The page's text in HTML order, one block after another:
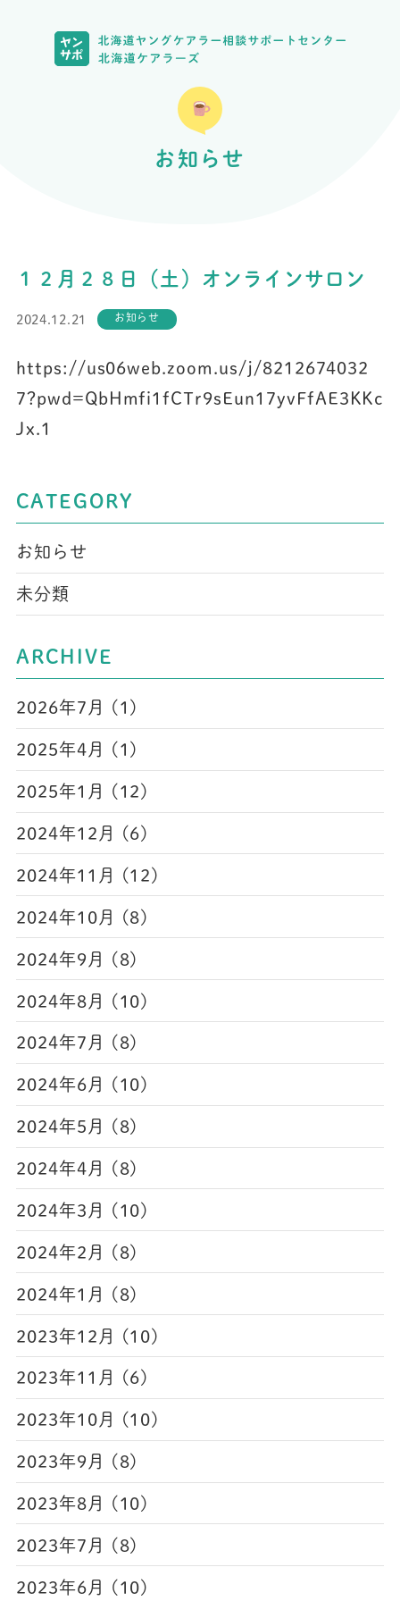
お知らせ
１２月２８日（土）オンラインサロン
2024.12.21 お知らせ
https://us06web.zoom.us/j/8212674032
7?pwd=QbHmfi1fCTr9sEun17yvFfAE3KKc
Jx.1
CATEGORY
お知らせ
未分類
ARCHIVE
2026年7月 (1)
2025年4月 (1)
2025年1月 (12)
2024年12月 (6)
2024年11月 (12)
2024年10月 (8)
2024年9月 (8)
2024年8月 (10)
2024年7月 (8)
2024年6月 (10)
2024年5月 (8)
2024年4月 (8)
2024年3月 (10)
2024年2月 (8)
2024年1月 (8)
2023年12月 (10)
2023年11月 (6)
2023年10月 (10)
2023年9月 (8)
2023年8月 (10)
2023年7月 (8)
2023年6月 (10)